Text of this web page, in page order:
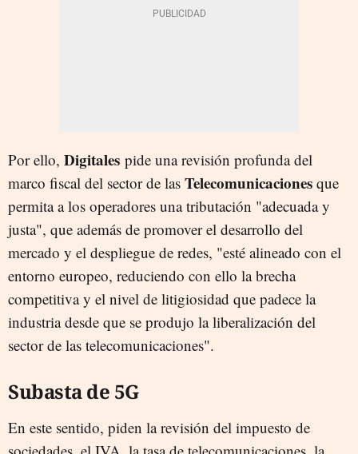
Por ello, Digitales pide una revisión profunda del
marco fiscal del sector de las Telecomunicaciones que
permita a los operadores una tributación "adecuada y
justa", que además de promover el desarrollo del
mercado y el despliegue de redes, "esté alineado con el
entorno europeo, reduciendo con ello la brecha
competitiva y el nivel de litigiosidad que padece la
industria desde que se produjo la liberalización del
sector de las telecomunicaciones".
Subasta de 5G
En este sentido, piden la revisión del impuesto de